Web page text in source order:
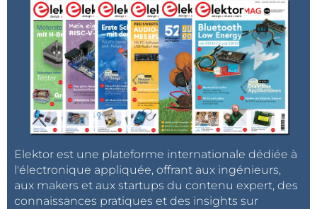
Elektor est une plateforme internationale dédiée à
l'électronique appliquée, offrant aux ingénieurs,
aux makers et aux startups du contenu expert, des
connaissances pratiques et des insights sur